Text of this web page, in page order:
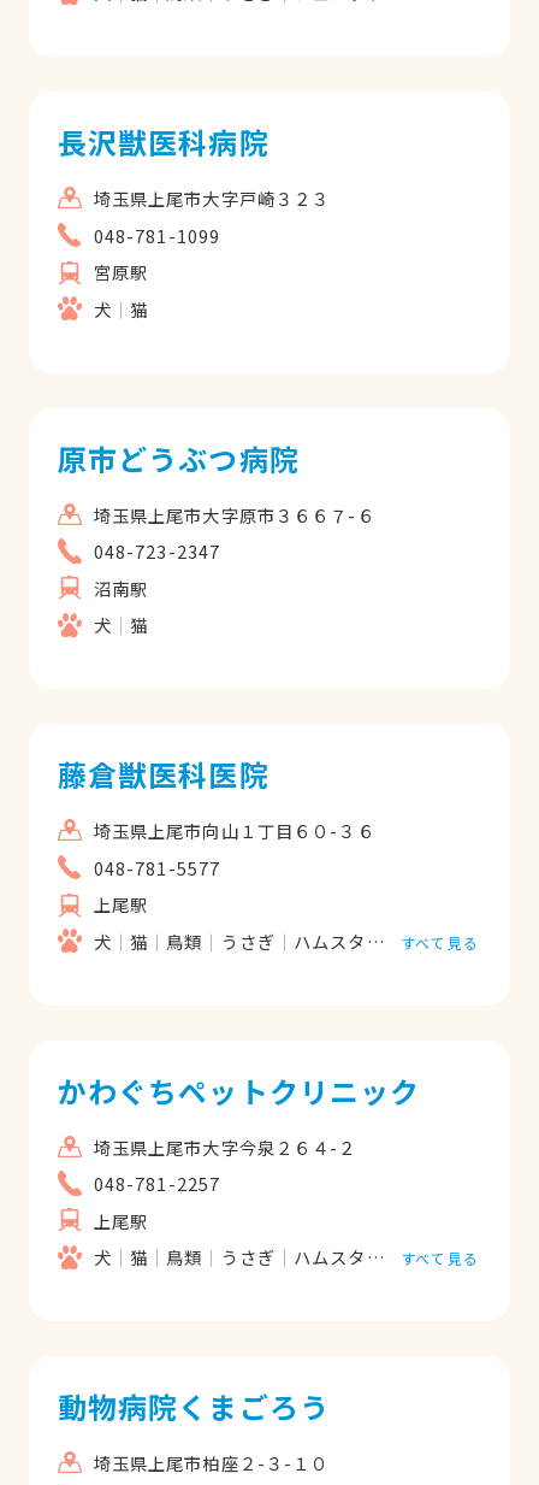
長沢獣医科病院
埼玉県上尾市大字戸崎３２３
048-781-1099
宮原駅
犬
猫
原市どうぶつ病院
埼玉県上尾市大字原市３６６７-６
048-723-2347
沼南駅
犬
猫
藤倉獣医科医院
埼玉県上尾市向山１丁目６０-３６
048-781-5577
上尾駅
犬
猫 鳥類 うさぎ ハムスター フェレット
すべて見る
かわぐちペットクリニック
埼玉県上尾市大字今泉２６４-２
048-781-2257
上尾駅
犬
猫 鳥類 うさぎ ハムスター フェレット
すべて見る
動物病院くまごろう
埼玉県上尾市柏座２-３-１０